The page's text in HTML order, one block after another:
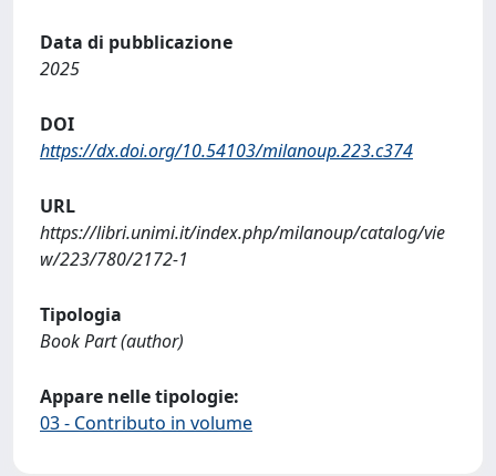
Data di pubblicazione
2025
DOI
https://dx.doi.org/10.54103/milanoup.223.c374
URL
https://libri.unimi.it/index.php/milanoup/catalog/vie
w/223/780/2172-1
Tipologia
Book Part (author)
Appare nelle tipologie:
03 - Contributo in volume